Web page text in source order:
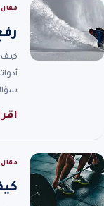
مقال
كيف
مقال